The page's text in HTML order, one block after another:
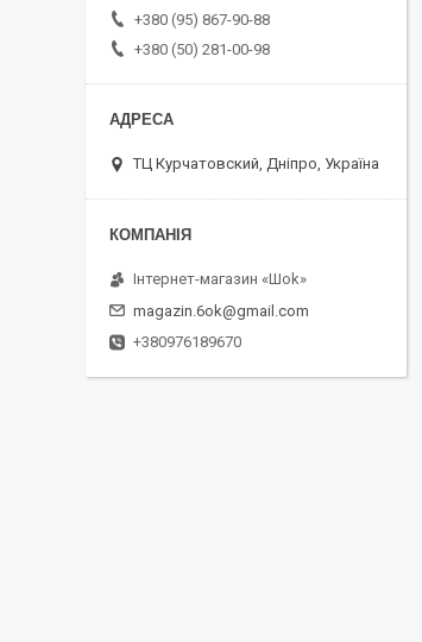
+380 (95) 867-90-88
+380 (50) 281-00-98
ТЦ Курчатовский, Дніпро, Україна
Інтернет-магазин «Шоk»
magazin.6ok@gmail.com
+380976189670